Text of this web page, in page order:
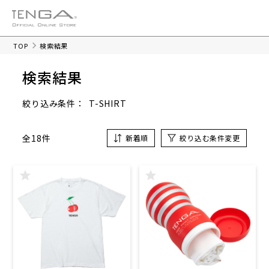
TOP 検索結果
検索結果
絞り込み条件： T-SHIRT
全18件 新着順 絞り込む条件変更